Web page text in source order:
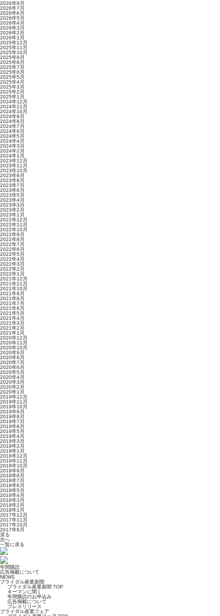
2026年8月
2026年7月
2026年6月
2026年5月
2026年4月
2026年3月
2026年2月
2026年1月
2025年12月
2025年11月
2025年10月
2025年9月
2025年8月
2025年7月
2025年6月
2025年5月
2025年4月
2025年3月
2025年2月
2025年1月
2024年12月
2024年11月
2024年10月
2024年9月
2024年8月
2024年7月
2024年6月
2024年5月
2024年4月
2024年3月
2024年2月
2024年1月
2023年12月
2023年11月
2023年10月
2023年9月
2023年8月
2023年7月
2023年6月
2023年5月
2023年4月
2023年3月
2023年2月
2023年1月
2022年12月
2022年11月
2022年10月
2022年9月
2022年8月
2022年7月
2022年6月
2022年5月
2022年4月
2022年3月
2022年2月
2022年1月
2021年12月
2021年11月
2021年10月
2021年9月
2021年8月
2021年7月
2021年6月
2021年5月
2021年4月
2021年3月
2021年2月
2021年1月
2020年12月
2020年11月
2020年10月
2020年9月
2020年8月
2020年7月
2020年6月
2020年5月
2020年4月
2020年3月
2020年2月
2020年1月
2019年12月
2019年11月
2019年10月
2019年9月
2019年8月
2019年7月
2019年6月
2019年5月
2019年4月
2019年3月
2019年2月
2019年1月
2018年12月
2018年11月
2018年10月
2018年9月
2018年8月
2018年7月
2018年6月
2018年5月
2018年4月
2018年3月
2018年2月
2018年1月
2017年12月
2017年11月
2017年10月
2017年9月
戻る
次へ
一覧に戻る
年間購読
広告掲載について
NEWS
ブライダル産業新聞
ブライダル産業新聞 TOP
キーマンに聞く
年間購読のお申込み
広告掲載について
プレスリリース
ブライダル産業フェア